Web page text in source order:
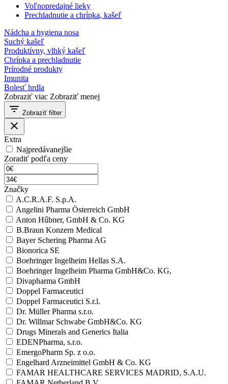
Voľnopredajné lieky
Prechladnutie a chrípka, kašeľ
Nádcha a hygiena nosa
Suchý kašeľ
Produktívny, vlhký kašeľ
Chrípka a prechladnutie
Prírodné produkty
Imunita
Bolesť hrdla
Zobraziť viac Zobraziť menej
filter_list Zobraziť filter
close
Extra
Najpredávanejšie
Zoradiť podľa ceny
Značky
A.C.R.A.F. S.p.A.
Angelini Pharma Österreich GmbH
Anton Hűbner, GmbH & Co. KG
B.Braun Konzern Medical
Bayer Schering Pharma AG
Bionorica SE
Boehringer Ingelheim Hellas S.A.
Boehringer Ingelheim Pharma GmbH&Co. KG,
Divapharma GmbH
Doppel Farmaceutici
Doppel Farmaceutici S.r.l.
Dr. Müller Pharma s.r.o.
Dr. Willmar Schwabe GmbH&Co. KG
Drugs Minerals and Generics Italia
EDENPharma, s.r.o.
EmergoPharm Sp. z o.o.
Engelhard Arzneimittel GmbH & Co. KG
FAMAR HEALTHCARE SERVICES MADRID, S.A.U.